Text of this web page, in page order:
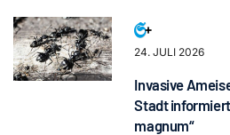
24. JULI 2026
Invasive
Stadt
magnum“